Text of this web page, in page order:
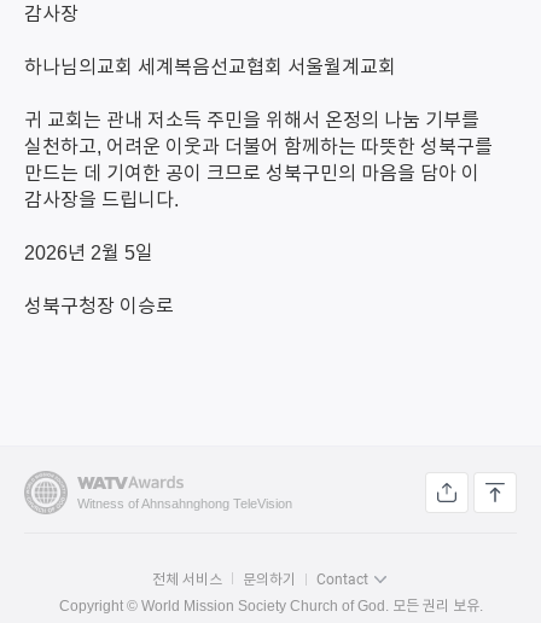
감사장
하나님의교회 세계복음선교협회 서울월계교회
귀 교회는 관내 저소득 주민을 위해서 온정의 나눔 기부를
실천하고, 어려운 이웃과 더불어 함께하는 따뜻한 성북구를
만드는 데 기여한 공이 크므로 성북구민의 마음을 담아 이
감사장을 드립니다.
2026년 2월 5일
성북구청장 이승로
Witness of Ahnsahnghong TeleVision
전체 서비스 문의하기
Contact
Copyright © World Mission Society Church of God. 모든 권리 보유.